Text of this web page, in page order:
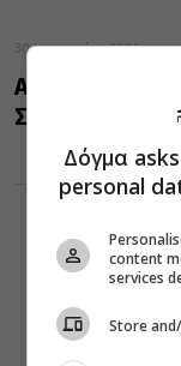
30 Ιανουαρίου 2026
Αφιέρωμα
Σ ΕΛΠΙΔΑ της
Δόγμα
personal
content
services
Store